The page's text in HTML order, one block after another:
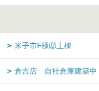
米子市F様邸上棟
倉吉店 自社倉庫建築中